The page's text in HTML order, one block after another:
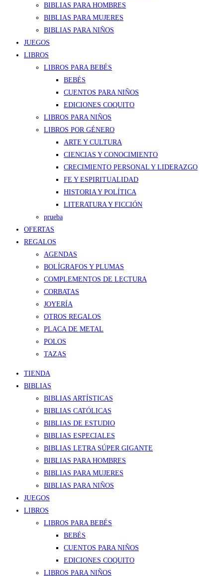
BIBLIAS PARA HOMBRES
BIBLIAS PARA MUJERES
BIBLIAS PARA NIÑOS
JUEGOS
LIBROS
LIBROS PARA BEBÉS
BEBÉS
CUENTOS PARA NIÑOS
EDICIONES COQUITO
LIBROS PARA NIÑOS
LIBROS POR GÉNERO
ARTE Y CULTURA
CIENCIAS Y CONOCIMIENTO
CRECIMIENTO PERSONAL Y LIDERAZGO
FE Y ESPIRITUALIDAD
HISTORIA Y POLÍTICA
LITERATURA Y FICCIÓN
prueba
OFERTAS
REGALOS
AGENDAS
BOLÍGRAFOS Y PLUMAS
COMPLEMENTOS DE LECTURA
CORBATAS
JOYERÍA
OTROS REGALOS
PLACA DE METAL
POLOS
TAZAS
TIENDA
BIBLIAS
BIBLIAS ARTÍSTICAS
BIBLIAS CATÓLICAS
BIBLIAS DE ESTUDIO
BIBLIAS ESPECIALES
BIBLIAS LETRA SÚPER GIGANTE
BIBLIAS PARA HOMBRES
BIBLIAS PARA MUJERES
BIBLIAS PARA NIÑOS
JUEGOS
LIBROS
LIBROS PARA BEBÉS
BEBÉS
CUENTOS PARA NIÑOS
EDICIONES COQUITO
LIBROS PARA NIÑOS